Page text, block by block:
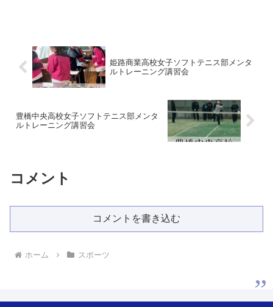
姫路商業高校女子ソフトテニス部メンタ
ルトレーニング講習会
豊橋中央高校女子ソフトテニス部メンタ
ルトレーニング講習会
コメント
コメントを書き込む
ホーム スポーツ